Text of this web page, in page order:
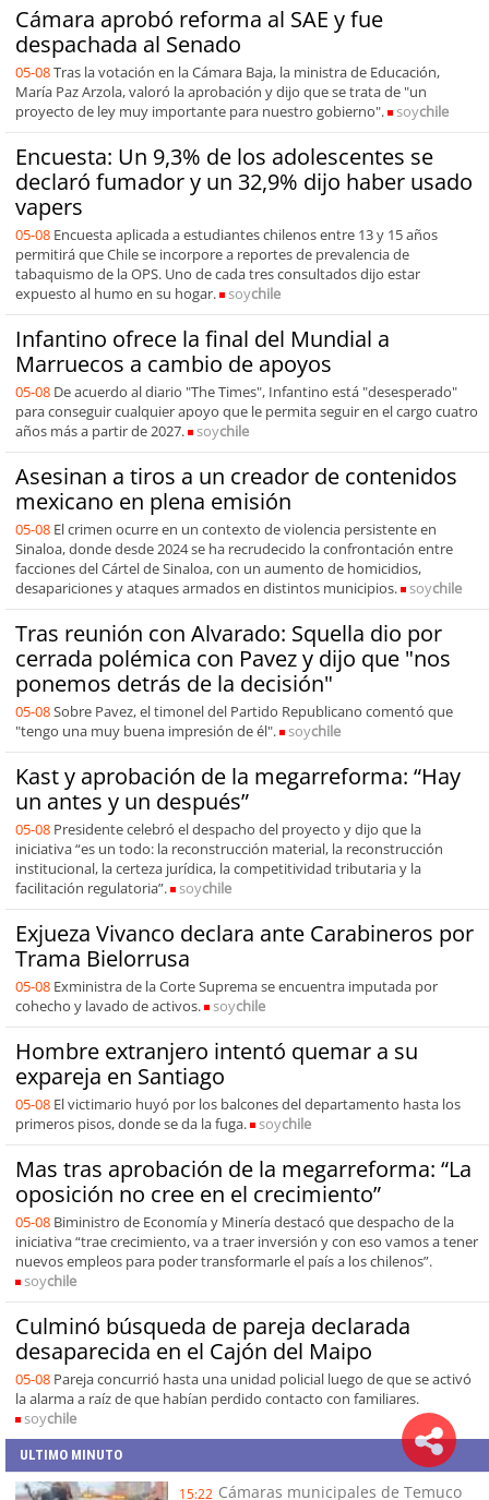
Cámara aprobó reforma al SAE y fue
despachada al Senado
05-08Tras la votación en la Cámara Baja, la ministra de Educación,
María Paz Arzola, valoró la aprobación y dijo que se trata de "un
proyecto de ley muy importante para nuestro gobierno".
soychile
Encuesta: Un 9,3% de los adolescentes se
declaró fumador y un 32,9% dijo haber usado
vapers
05-08 Encuesta aplicada a estudiantes chilenos entre 13 y 15 años
permitirá que Chile se incorpore a reportes de prevalencia de
tabaquismo de la OPS. Uno de cada tres consultados dijo estar
expuesto al humo en su hogar.
soychile
Infantino ofrece la final del Mundial a
Marruecos a cambio de apoyos
05-08 De acuerdo al diario "The Times", Infantino está "desesperado"
para conseguir cualquier apoyo que le permita seguir en el cargo cuatro
años más a partir de 2027.
soychile
Asesinan a tiros a un creador de contenidos
mexicano en plena emisión
05-08 El crimen ocurre en un contexto de violencia persistente en
Sinaloa, donde desde 2024 se ha recrudecido la confrontación entre
facciones del Cártel de Sinaloa, con un aumento de homicidios,
desapariciones y ataques armados en distintos municipios.
soychile
Tras reunión con Alvarado: Squella dio por
cerrada polémica con Pavez y dijo que "nos
ponemos detrás de la decisión"
05-08Sobre Pavez, el timonel del Partido Republicano comentó que
"tengo una muy buena impresión de él".
soychile
Kast y aprobación de la megarreforma: “Hay
un antes y un después”
05-08 Presidente celebró el despacho del proyecto y dijo que la
iniciativa “es un todo: la reconstrucción material, la reconstrucción
institucional, la certeza jurídica, la competitividad tributaria y la
facilitación regulatoria”.
soychile
Exjueza Vivanco declara ante Carabineros por
Trama Bielorrusa
05-08 Exministra de la Corte Suprema se encuentra imputada por
cohecho y lavado de activos.
soychile
Hombre extranjero intentó quemar a su
expareja en Santiago
05-08 El victimario huyó por los balcones del departamento hasta los
primeros pisos, donde se da la fuga.
soychile
Mas tras aprobación de la megarreforma: “La
oposición no cree en el crecimiento”
05-08 Biministro de Economía y Minería destacó que despacho de la
iniciativa “trae crecimiento, va a traer inversión y con eso vamos a tener
nuevos empleos para poder transformarle el país a los chilenos”.
soychile
Culminó búsqueda de pareja declarada
desaparecida en el Cajón del Maipo
05-08 Pareja concurrió hasta una unidad policial luego de que se activó
la alarma a raíz de que habían perdido contacto con familiares.
soychile
ULTIMO MINUTO
15:22 Cámaras municipales de Temuco